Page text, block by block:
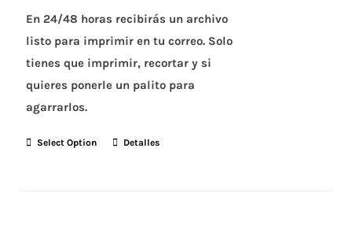
En 24/48 horas recibirás un archivo
listo para imprimir en tu correo. Solo
tienes que imprimir, recortar y si
quieres ponerle un palito para
agarrarlos.
Select Option Detalles